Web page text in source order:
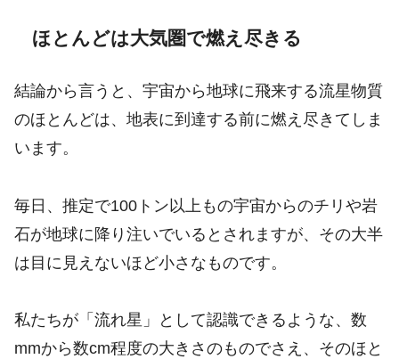
ほとんどは大気圏で燃え尽きる
結論から言うと、宇宙から地球に飛来する流星物質
のほとんどは、地表に到達する前に燃え尽きてしま
います。
毎日、推定で100トン以上もの宇宙からのチリや岩
石が地球に降り注いでいるとされますが、その大半
は目に見えないほど小さなものです。
私たちが「流れ星」として認識できるような、数
mmから数cm程度の大きさのものでさえ、そのほと